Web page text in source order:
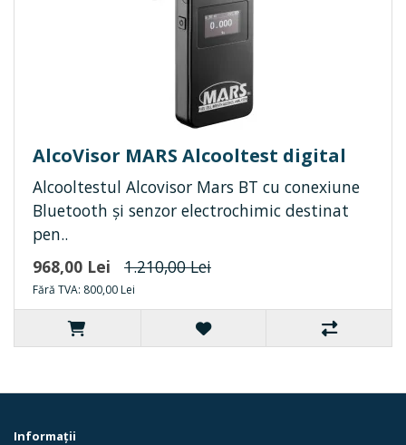
AlcoVisor MARS Alcooltest digital
Alcooltestul Alcovisor Mars BT cu conexiune
Bluetooth și senzor electrochimic destinat
pen..
968,00 Lei
1.210,00 Lei
Fără TVA: 800,00 Lei
Informaţii